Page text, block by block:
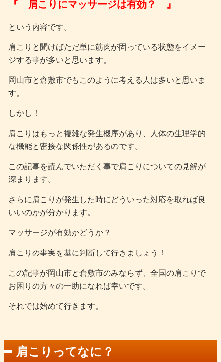
『 肩こりにマッサージは有効？ 』
という内容です。
肩こりと聞けばただ単に筋肉が固っている状態をイメー
ジする事が多いと思います。
岡山市と倉敷市でもこのように考える人は多いと思いま
す。
しかし！
肩こりはもっと複雑な発生機序があり、人体の生理学的
な機能と密接な関係性があるのです。
この記事を読んでいただく事で肩こりについての見解が
深まります。
さらに肩こりが発生した時にどういった対応を取れば良
いいのかが分かります。
マッサージが有効かどうか？
肩こりの事実を基に判断して行きましょう！
この記事が岡山市と倉敷市のみならず、全国の肩こりで
お困りの方々の一助になれば幸いです。
それでは始めて行きます。
肩こりってなに？